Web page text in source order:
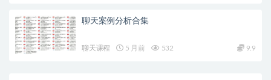
聊天案例分析合集
聊天课程 5 月前 532 9.9